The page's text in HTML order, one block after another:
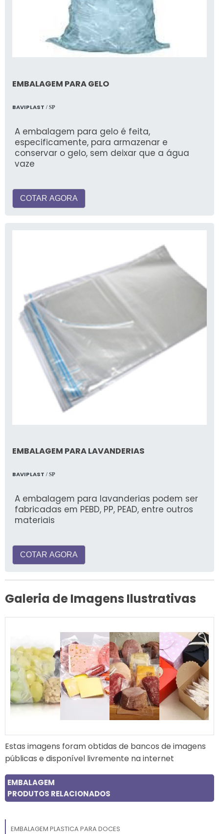
EMBALAGEM PARA GELO
BAVIPLAST / SP
A embalagem para gelo é feita,
especificamente, para armazenar e
conservar o gelo, sem deixar que a água
vaze
COTAR AGORA
EMBALAGEM PARA LAVANDERIAS
BAVIPLAST / SP
A embalagem para lavanderias podem ser
fabricadas em PEBD, PP, PEAD, entre outros
materiais
COTAR AGORA
Galeria de Imagens Ilustrativas
Estas imagens foram obtidas de bancos de imagens
públicas e disponível livremente na internet
EMBALAGEM
PRODUTOS RELACIONADOS
EMBALAGEM PLASTICA PARA DOCES